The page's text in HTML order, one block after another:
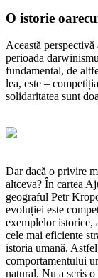
O istorie
Această
perioada
fundamental, de
lea, este –
solidaritatea sunt
Dar dacă o privire
altceva? În cartea
geograful Petr
evoluției este
exemplelor istorice,
cele mai eficiente
istoria umană.
comportamentului
natural. Nu a scris o